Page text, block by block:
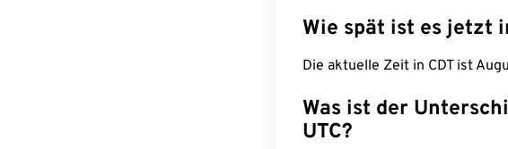
Wie spät ist es jetzt
Die aktuelle Zeit in CDT ist
Was ist der
UTC?